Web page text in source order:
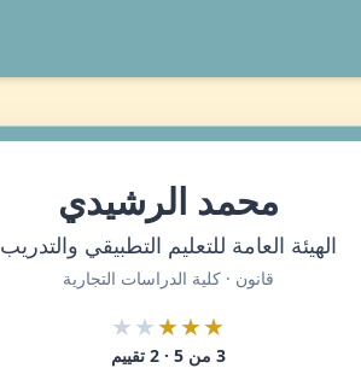
محمد الرشيدي
الهيئة العامة للتعليم التطبيقي والتدريب
قانون · كلية الدراسات التجارية
★★★
★★
3 من 5 · 2 تقييم